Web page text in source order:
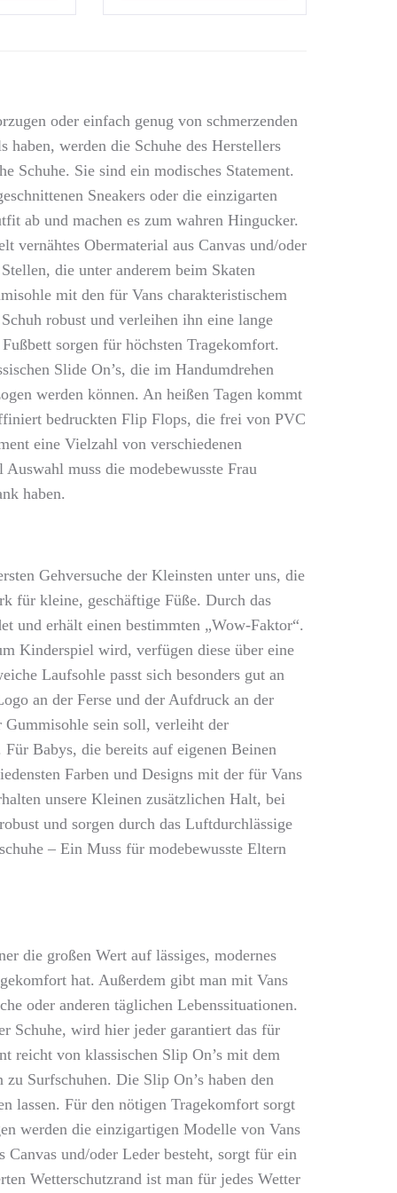
oder einfach genug von schmerzenden
werden die Schuhe des Herstellers
Schuhe. Sie sind ein modisches Statement.
Sneakers oder die einzigarten
ab und machen es zum wahren Hingucker.
vernähtes Obermaterial aus Canvas und/oder
die unter anderem beim Skaten
mit den für Vans charakteristischem
robust und verleihen ihn eine lange
sorgen für höchsten Tragekomfort.
Slide On’s, die im Handumdrehen
werden können. An heißen Tagen kommt
bedruckten Flip Flops, die frei von PVC
eine Vielzahl von verschiedenen
muss die modebewusste Frau
haben.
Gehversuche der Kleinsten unter uns, die
für kleine, geschäftige Füße. Durch das
und erhält einen bestimmten „Wow-Faktor“.
Kinderspiel wird, verfügen diese über eine
Laufsohle passt sich besonders gut an
an der Ferse und der Aufdruck an der
Gummisohle sein soll, verleiht der
Babys, die bereits auf eigenen Beinen
Farben und Designs mit der für Vans
unsere Kleinen zusätzlichen Halt, bei
und sorgen durch das Luftdurchlässige
– Ein Muss für modebewusste Eltern
die großen Wert auf lässiges, modernes
hat. Außerdem gibt man mit Vans
oder anderen täglichen Lebenssituationen.
Schuhe, wird hier jeder garantiert das für
reicht von klassischen Slip On’s mit dem
Surfschuhen. Die Slip On’s haben den
lassen. Für den nötigen Tragekomfort sorgt
werden die einzigartigen Modelle von Vans
Canvas und/oder Leder besteht, sorgt für ein
Wetterschutzrand ist man für jedes Wetter